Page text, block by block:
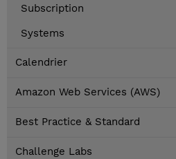
Subscription
Systems
Calendrier
Amazon Web Services (AWS)
Best Practice & Standard
Challenge Labs